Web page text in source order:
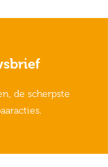
de scherpste